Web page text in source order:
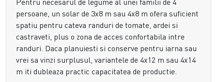
Eficienta si durabilitate cu folii
profesionale
Succesul unei culturi protejate depinde in mare masura de
calitatea invelisului. In categoria noastra desolarii gradina
standard , punem la dispozitie optiuni variate de acoperire
care sa reziste radiatiilor ultraviolete si intemperiilor. O
Pentru necesarul de legume al unei familii de 4
persoane, un solar de 3x8 m sau 4x8 m ofera suficient
spatiu pentru cateva randuri de tomate, ardei si
castraveti, plus o zona de acces confortabila intre
randuri. Daca planuiesti si conserve pentru iarna sau
vrei sa vinzi surplusul, variantele de 4x12 m sau 4x14
m iti dubleaza practic capacitatea de productie.